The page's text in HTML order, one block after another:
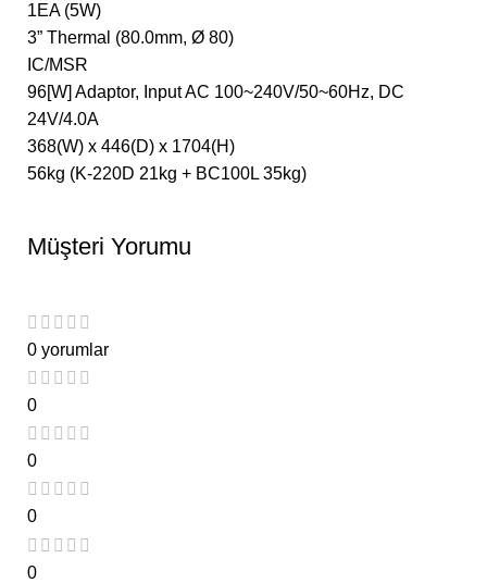
1EA (5W)
3” Thermal (80.0mm, Ø 80)
IC/MSR
96[W] Adaptor, Input AC 100~240V/50~60Hz, DC
24V/4.0A
368(W) x 446(D) x 1704(H)
56kg (K-220D 21kg + BC100L 35kg)
Müşteri Yorumu
0 yorumlar
0
0
0
0